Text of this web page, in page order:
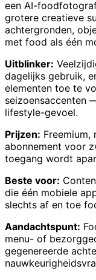
een AI-
grotere creatieve
achtergronden,
met food als één
Uitblinker:
dagelijks gebruik,
elementen toe te
seizoensaccenten
lifestyle-gevoel.
Prijzen:
abonnement voor
toegang wordt
Beste voor:
die één mobiele
slechts af en toe
Aandachtspunt:
menu- of
gegenereerde